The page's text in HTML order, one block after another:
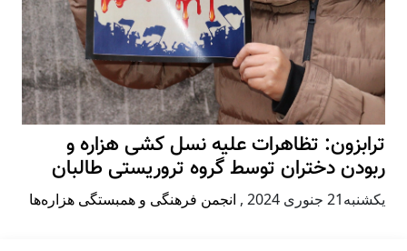
ترابزون: تظاهرات علیه نسل کشی هزاره و
ربودن دختران توسط گروه تروریستی طالبان
يكشنبه21 جنوری 2024 , انجمن فرهنگی و همبستگی هزاره‌ها